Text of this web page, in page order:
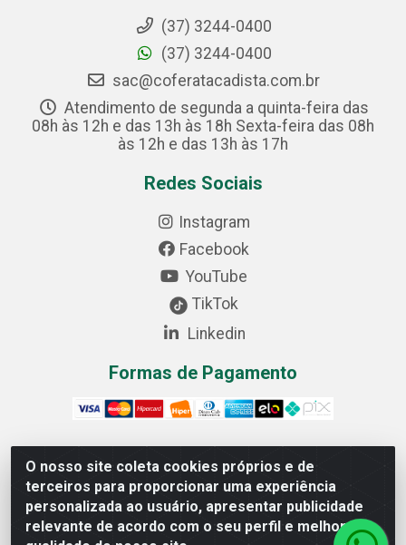
O nosso site coleta cookies próprios e de
terceiros para proporcionar uma experiência
personalizada ao usuário, apresentar publicidade
relevante de acordo com o seu perfil e melhorar a
(37) 3244-0400
(37) 3244-0400
sac@coferatacadista.com.br
Atendimento de segunda a quinta-feira das
08h às 12h e das 13h às 18h Sexta-feira das 08h
às 12h e das 13h às 17h
Redes Sociais
Instagram
Facebook
YouTube
TikTok
Linkedin
Formas de Pagamento
Cofer Importadora e Distribuidora LTDA - Avenida
Progresso, 1829, Letra D - Centro Industrial, Carmo do
Cajuru/MG - CEP: 35.557-000 - 03.064.064/0001-44